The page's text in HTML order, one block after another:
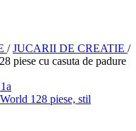
/ JUCARII DE CREATIE /
piese cu casuta de padure
128 piese, stil